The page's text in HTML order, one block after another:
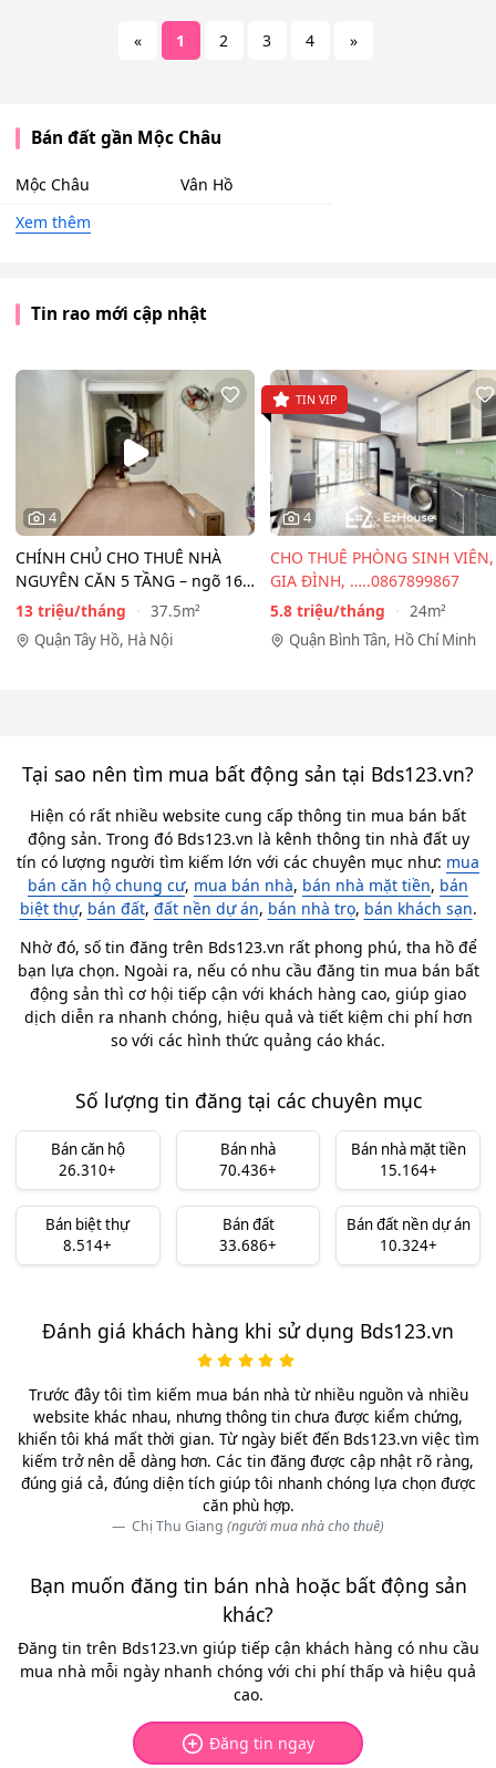
« 1 2 3 4 »
Bán đất gần Mộc Châu
Mộc Châu
Vân Hồ
Xem thêm
Tin rao mới cập nhật
4
CHÍNH CHỦ CHO THUÊ NHÀ
NGUYÊN CĂN 5 TẦNG – ngõ 167
Đồng Cổ, Tây Hồ
13 triệu/tháng
37.5m²
Quận Tây Hồ, Hà Nội
4
TIN VIP
CHO THUÊ PHÒNG SINH VIÊN,
GIA ĐÌNH, …..0867899867
5.8 triệu/tháng
24m²
Quận Bình Tân, Hồ Chí Minh
Tại sao nên tìm mua bất động sản tại Bds123.vn?
Hiện có rất nhiều website cung cấp thông tin mua bán bất
động sản. Trong đó Bds123.vn là kênh thông tin nhà đất uy
tín có lượng người tìm kiếm lớn với các chuyên mục như: mua
bán căn hộ chung cư, mua bán nhà, bán nhà mặt tiền, bán
biệt thự, bán đất, đất nền dự án, bán nhà trọ, bán khách sạn.
Nhờ đó, số tin đăng trên Bds123.vn rất phong phú, tha hồ để
bạn lựa chọn. Ngoài ra, nếu có nhu cầu đăng tin mua bán bất
động sản thì cơ hội tiếp cận với khách hàng cao, giúp giao
dịch diễn ra nhanh chóng, hiệu quả và tiết kiệm chi phí hơn
so với các hình thức quảng cáo khác.
Số lượng tin đăng tại các chuyên mục
Bán căn hộ
26.310+
Bán nhà
70.436+
Bán nhà mặt tiền
15.164+
Bán biệt thự
8.514+
Bán đất
33.686+
Bán đất nền dự án
10.324+
Đánh giá khách hàng khi sử dụng Bds123.vn
Trước đây tôi tìm kiếm mua bán nhà từ nhiều nguồn và nhiều
website khác nhau, nhưng thông tin chưa được kiểm chứng,
khiến tôi khá mất thời gian. Từ ngày biết đến Bds123.vn việc tìm
kiếm trở nên dễ dàng hơn. Các tin đăng được cập nhật rõ ràng,
đúng giá cả, đúng diện tích giúp tôi nhanh chóng lựa chọn được
căn phù hợp.
Chị Thu Giang (người mua nhà cho thuê)
Bạn muốn đăng tin bán nhà hoặc bất động sản
khác?
Đăng tin trên Bds123.vn giúp tiếp cận khách hàng có nhu cầu
mua nhà mỗi ngày nhanh chóng với chi phí thấp và hiệu quả
cao.
Đăng tin ngay